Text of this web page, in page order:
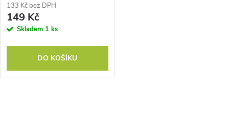
133 Kč bez DPH
149 Kč
Skladem 1 ks
DO KOŠÍKU